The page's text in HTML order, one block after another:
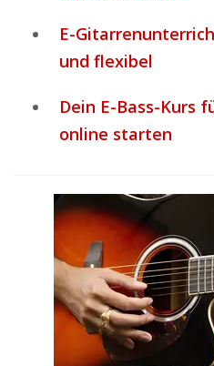
E-
und flexibel
Dein E-Bass-Kurs
online starten